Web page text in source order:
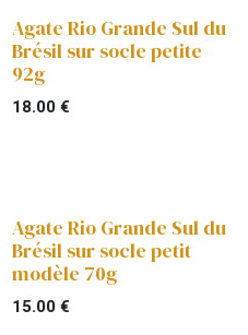
Agate Rio Grande Sul du
Brésil sur socle petite
92g
18.00€
Agate Rio Grande Sul du
Brésil sur socle petit
modèle 70g
15.00€